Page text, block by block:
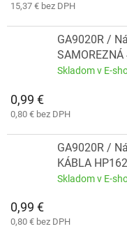
15,37 € bez DPH
GA9020R /
Skladom v E-
0,99 €
0,80 € bez DPH
GA9020R /
KÁBLA
Skladom v E-
0,99 €
0,80 € bez DPH